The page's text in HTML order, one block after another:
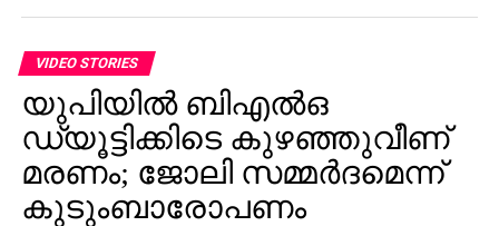
VIDEO STORIES
യുപിയില്‍ ബിഎല്‍ഒ
ഡ്യൂട്ടിക്കിടെ കുഴഞ്ഞുവീണ്
മരണം; ജോലി സമ്മര്‍ദമെന്ന്
കുടുംബാരോപണം